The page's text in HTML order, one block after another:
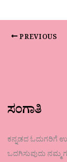
PREVIOUS
ಸಂಗಾತಿ
ಕನ್ನಡದ ಓದುಗರಿಗೆ
ಒದಗಿಸುವುದು ನಮ್ಮ